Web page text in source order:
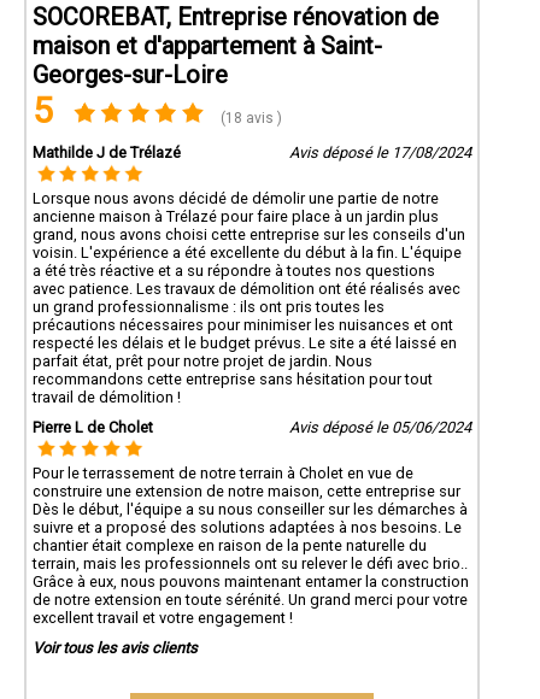
SOCOREBAT, Entreprise rénovation de
maison et d'appartement à Saint-
Georges-sur-Loire
5 (18 avis )
Mathilde J de Trélazé Avis déposé le 17/08/2024
Lorsque nous avons décidé de démolir une partie de notre
ancienne maison à Trélazé pour faire place à un jardin plus
grand, nous avons choisi cette entreprise sur les conseils d'un
voisin. L'expérience a été excellente du début à la fin. L'équipe
a été très réactive et a su répondre à toutes nos questions
avec patience. Les travaux de démolition ont été réalisés avec
un grand professionnalisme : ils ont pris toutes les
précautions nécessaires pour minimiser les nuisances et ont
respecté les délais et le budget prévus. Le site a été laissé en
parfait état, prêt pour notre projet de jardin. Nous
recommandons cette entreprise sans hésitation pour tout
travail de démolition !
Pierre L de Cholet
Avis déposé le 05/06/2024
Pour le terrassement de notre terrain à Cholet en vue de
construire une extension de notre maison, cette entreprise sur
Dès le début, l'équipe a su nous conseiller sur les démarches à
suivre et a proposé des solutions adaptées à nos besoins. Le
chantier était complexe en raison de la pente naturelle du
terrain, mais les professionnels ont su relever le défi avec brio..
Grâce à eux, nous pouvons maintenant entamer la construction
de notre extension en toute sérénité. Un grand merci pour votre
excellent travail et votre engagement !
Voir tous les avis clients